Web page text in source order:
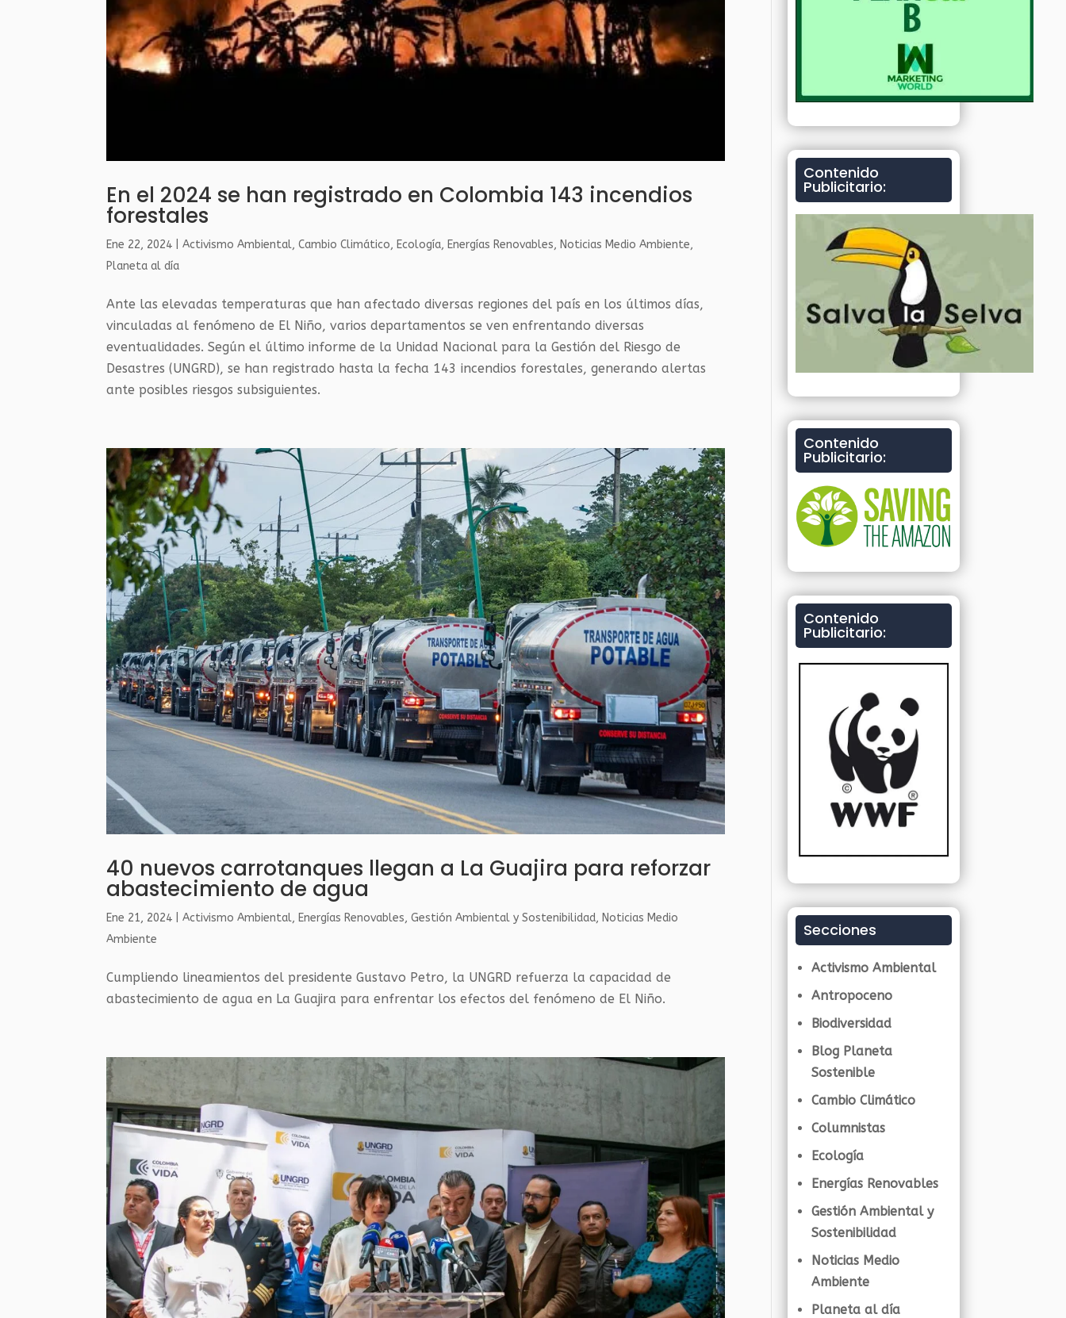
En el 2024 se han registrado en Colombia 143 incendios
forestales
Ene 22, 2024 |Activismo Ambiental,Cambio Climático, Ecología, Energías Renovables, Noticias Medio Ambiente,
Planeta al día
Ante las elevadas temperaturas que han afectado diversas regiones del país en los últimos días,
vinculadas al fenómeno de El Niño, varios departamentos se ven enfrentando diversas
eventualidades. Según el último informe de la Unidad Nacional para la Gestión del Riesgo de
Desastres (UNGRD), se han registrado hasta la fecha 143 incendios forestales, generando alertas
ante posibles riesgos subsiguientes.
40 nuevos carrotanques llegan a La Guajira para reforzar
abastecimiento de agua
Ene 21, 2024 |Activismo Ambiental, Energías Renovables,Gestión Ambiental y Sostenibilidad, Noticias Medio
Ambiente
Cumpliendo lineamientos​ del presidente Gustavo Petro, la UNGRD refuerza la capacidad de
abastecimiento de agua en La Guajira para enfrentar los efectos del fenómeno de El Niño.
Contenido
Publicitario:
Contenido
Publicitario:
Contenido
Publicitario:
Secciones
Activismo Ambiental
Antropoceno
Biodiversidad
Blog Planeta
Sostenible
Cambio Climático
Columnistas
Ecología
Energías Renovables
Gestión Ambiental y
Sostenibilidad
Noticias Medio
Ambiente
Planeta al día